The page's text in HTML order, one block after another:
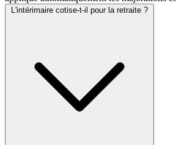
L'intérimaire cotise-t-il pour la retraite ?